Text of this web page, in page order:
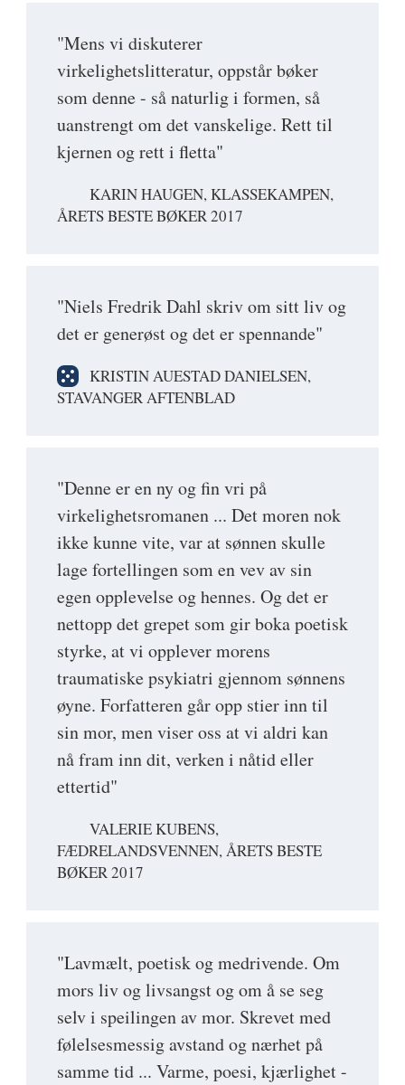
"Mens vi diskuterer
virkelighetslitteratur, oppstår bøker
som denne - så naturlig i formen, så
uanstrengt om det vanskelige. Rett til
kjernen og rett i fletta"
KARIN HAUGEN, KLASSEKAMPEN,
ÅRETS BESTE BØKER 2017
"Niels Fredrik Dahl skriv om sitt liv og
det er generøst og det er spennande"
KRISTIN AUESTAD DANIELSEN,
STAVANGER AFTENBLAD
"Denne er en ny og fin vri på
virkelighetsromanen ... Det moren nok
ikke kunne vite, var at sønnen skulle
lage fortellingen som en vev av sin
egen opplevelse og hennes. Og det er
nettopp det grepet som gir boka poetisk
styrke, at vi opplever morens
traumatiske psykiatri gjennom sønnens
øyne. Forfatteren går opp stier inn til
sin mor, men viser oss at vi aldri kan
nå fram inn dit, verken i nåtid eller
ettertid"
VALERIE KUBENS,
FÆDRELANDSVENNEN, ÅRETS BESTE
BØKER 2017
"Lavmælt, poetisk og medrivende. Om
mors liv og livsangst og om å se seg
selv i speilingen av mor. Skrevet med
følelsesmessig avstand og nærhet på
samme tid ... Varme, poesi, kjærlighet -